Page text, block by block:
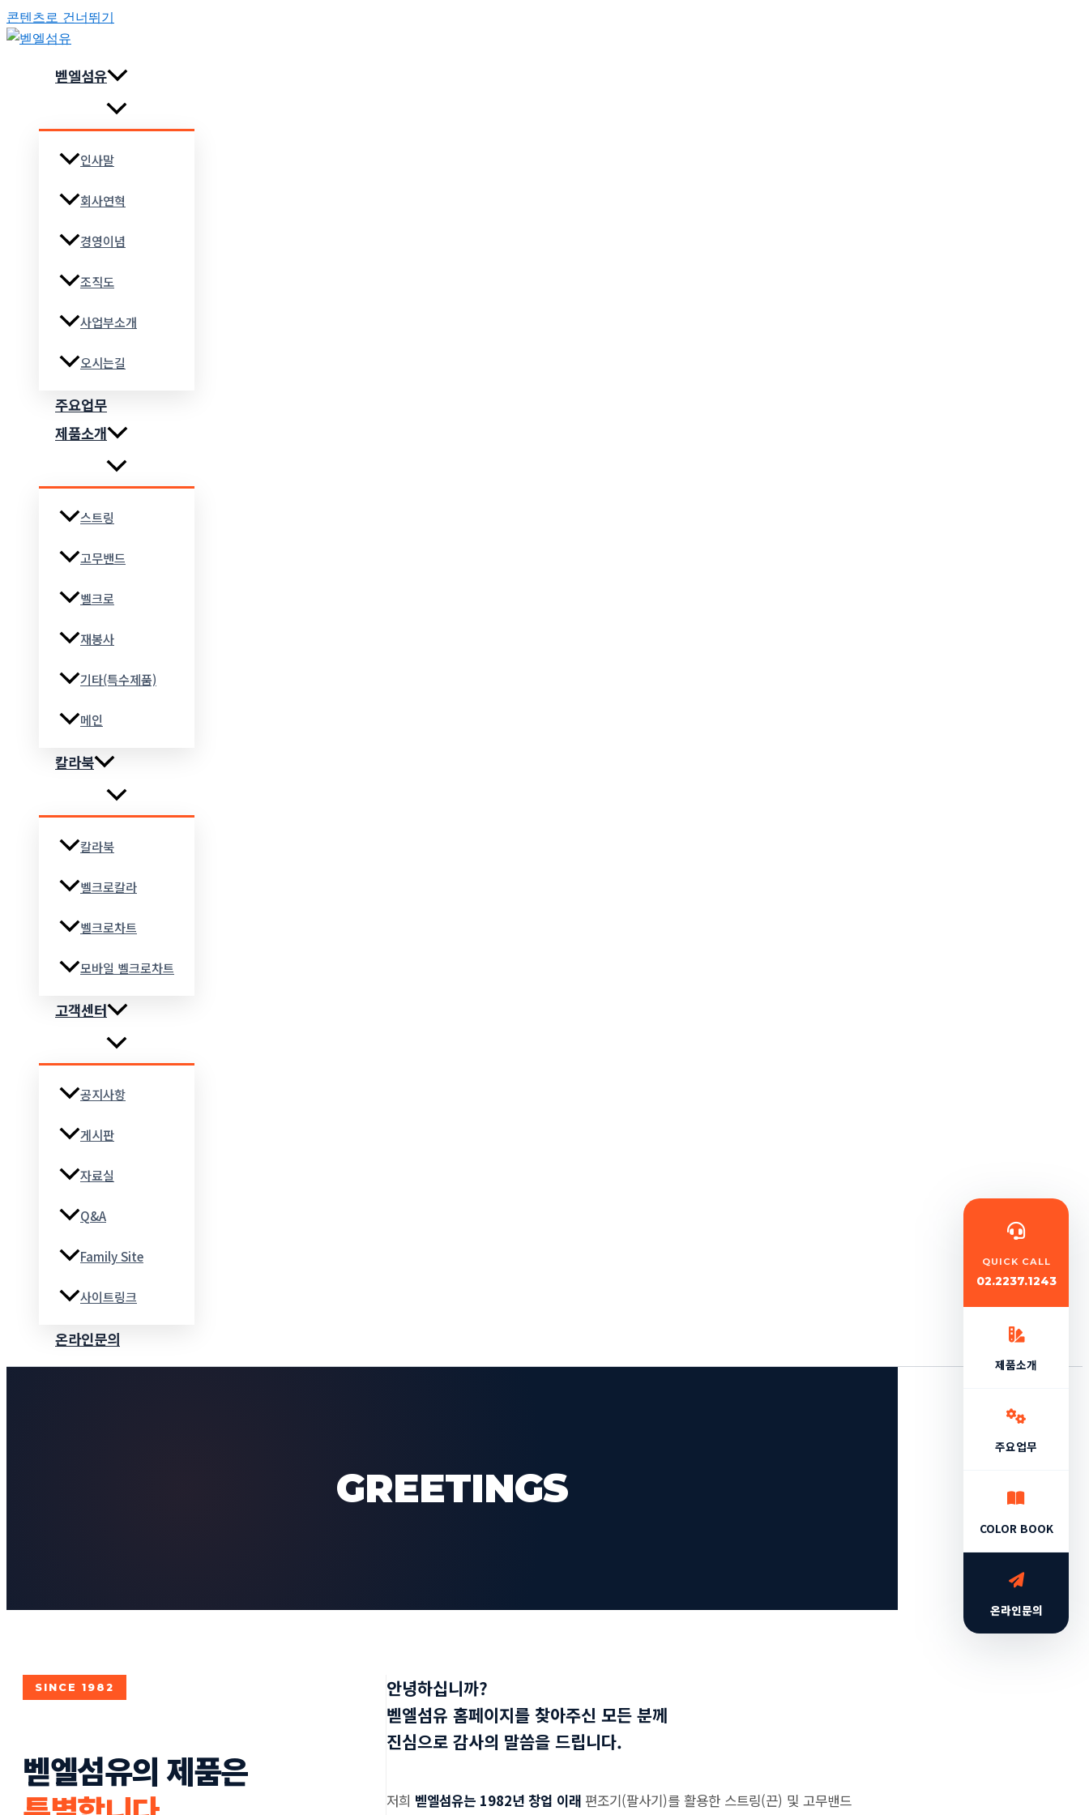
QUICK CALL
02.2237.1243
제품소개
주요업무
COLOR BOOK
온라인문의
콘텐츠로 건너뛰기
벧엘섬유
인사말
회사연혁
경영이념
조직도
사업부소개
오시는길
주요업무
제품소개
스트링
고무밴드
벨크로
재봉사
기타(특수제품)
메인
칼라북
칼라북
벨크로칼라
벨크로차트
모바일 벨크로차트
고객센터
공지사항
게시판
자료실
Q&A
Family Site
사이트링크
온라인문의
GREETINGS
SINCE 1982
벧엘섬유의 제품은
안녕하십니까?
벧엘섬유 홈페이지를 찾아주신 모든 분께
진심으로 감사의 말씀을 드립니다.
저희 벧엘섬유는 1982년 창업 이래편조기(팔사기)를 활용한 스트링(끈) 및 고무밴드